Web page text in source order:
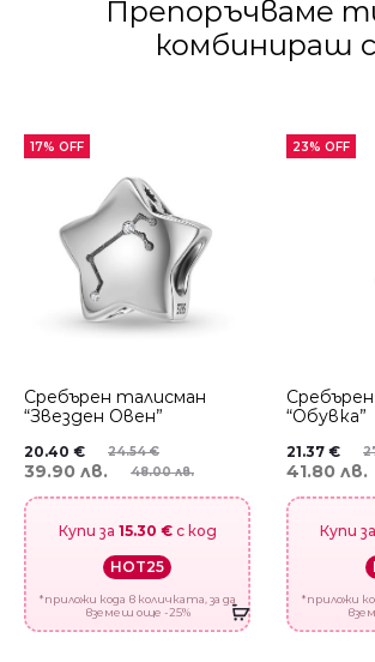
Препоръчваме
комбинираш
17% OFF
Сребърен талисман
“Звезден Овен”
24.54€
20.40 €
48.00 лв.
39.90 лв.
Купи за 15.30 €с код
HOT25
*приложи кода в количката, за да
вземеш още -25%
23% OFF
“Обувка”
21.37 €
41.80 лв.
Купи за
*приложи